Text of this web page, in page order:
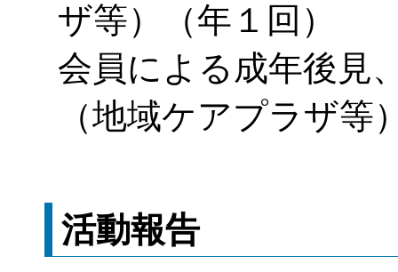
ザ等）（年１回）
会員による成年後見
（地域ケアプラザ等
活動報告